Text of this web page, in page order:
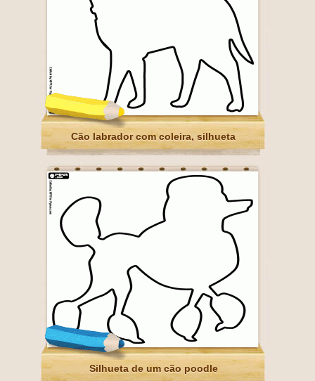
Cão labrador com coleira, silhueta
Silhueta de um cão poodle